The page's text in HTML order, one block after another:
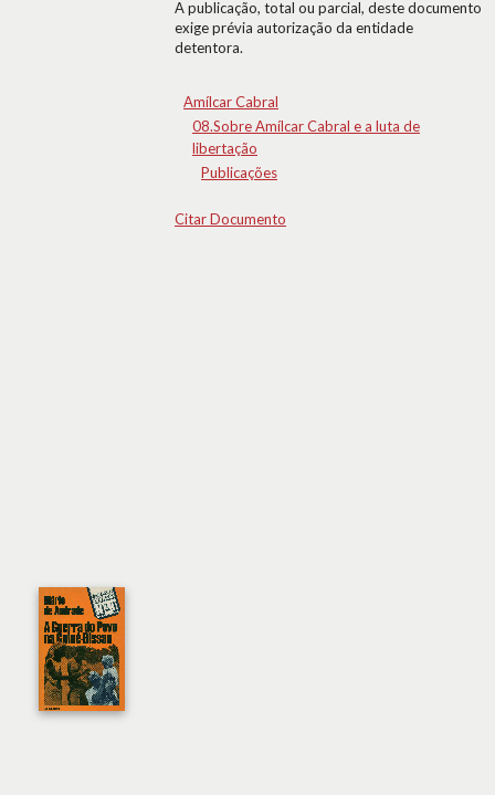
A publicação, total ou parcial, deste documento
exige prévia autorização da entidade
detentora.
Amílcar Cabral
08.Sobre Amílcar Cabral e a luta de
libertação
Publicações
Citar Documento